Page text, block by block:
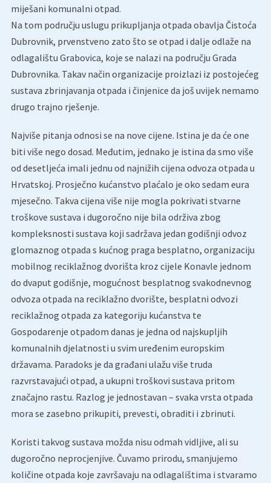
miješani komunalni otpad.
Na tom području uslugu prikupljanja otpada obavlja Čistoća
Dubrovnik, prvenstveno zato što se otpad i dalje odlaže na
odlagalištu Grabovica, koje se nalazi na području Grada
Dubrovnika. Takav način organizacije proizlazi iz postojećeg
sustava zbrinjavanja otpada i činjenice da još uvijek nemamo
drugo trajno rješenje.
Najviše pitanja odnosi se na nove cijene. Istina je da će one
biti više nego dosad. Međutim, jednako je istina da smo više
od desetljeća imali jednu od najnižih cijena odvoza otpada u
Hrvatskoj. Prosječno kućanstvo plaćalo je oko sedam eura
mjesečno. Takva cijena više nije mogla pokrivati stvarne
troškove sustava i dugoročno nije bila održiva zbog
kompleksnosti sustava koji sadržava jedan godišnji odvoz
glomaznog otpada s kućnog praga besplatno, organizaciju
mobilnog reciklažnog dvorišta kroz cijele Konavle jednom
do dvaput godišnje, mogućnost besplatnog svakodnevnog
odvoza otpada na reciklažno dvorište, besplatni odvozi
reciklažnog otpada za kategoriju kućanstva te
Gospodarenje otpadom danas je jedna od najskupljih
komunalnih djelatnosti u svim uređenim europskim
državama. Paradoks je da građani ulažu više truda
razvrstavajući otpad, a ukupni troškovi sustava pritom
značajno rastu. Razlog je jednostavan – svaka vrsta otpada
mora se zasebno prikupiti, prevesti, obraditi i zbrinuti.
Koristi takvog sustava možda nisu odmah vidljive, ali su
dugoročno neprocjenjive. Čuvamo prirodu, smanjujemo
količine otpada koje završavaju na odlagalištima i stvaramo